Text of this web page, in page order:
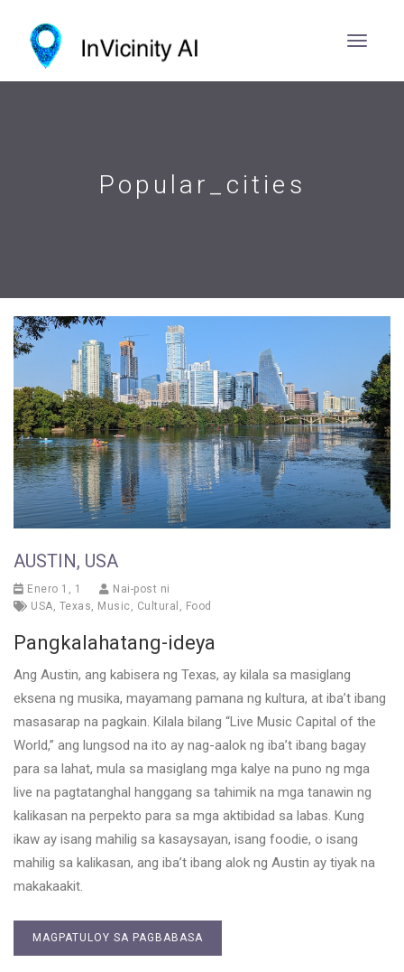
Popular_cities
AUSTIN, USA
Enero 1, 1
Nai-post ni
USA, Texas, Music , Cultural , Food
Pangkalahatang-ideya
Ang Austin, ang kabisera ng Texas, ay kilala sa masiglang
eksena ng musika, mayamang pamana ng kultura, at iba’t ibang
masasarap na pagkain. Kilala bilang “Live Music Capital of the
World,” ang lungsod na ito ay nag-aalok ng iba’t ibang bagay
para sa lahat, mula sa masiglang mga kalye na puno ng mga
live na pagtatanghal hanggang sa tahimik na mga tanawin ng
kalikasan na perpekto para sa mga aktibidad sa labas. Kung
ikaw ay isang mahilig sa kasaysayan, isang foodie, o isang
mahilig sa kalikasan, ang iba’t ibang alok ng Austin ay tiyak na
makakaakit.
MAGPATULOY SA PAGBABASA